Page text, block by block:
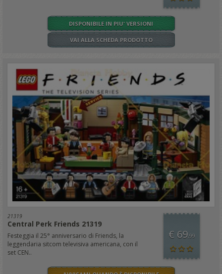
DISPONIBILE IN PIU' VERSIONI
VAI ALLA SCHEDA PRODOTTO
21319
Central Perk Friends 21319
Festeggia il 25° anniversario di Friends, la
leggendaria sitcom televisiva americana, con il
set CEN..
€ 69,99